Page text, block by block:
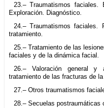
23.– Traumatismos faciales.
Exploración. Diagnóstico.
24.– Traumatismos faciales.
tratamiento.
25.– Tratamiento de las
faciales y de la dinámica facial.
26.– Valoración general y
tratamiento de las fracturas de
27.– Otros traumatismos
28.– Secuelas postraumáticas